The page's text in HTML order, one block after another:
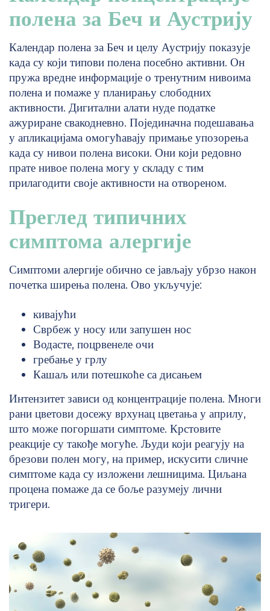
полена за Беч и Аустрију
Календар полена за Беч и целу Аустрију показује
када су који типови полена посебно активни. Он
пружа вредне информације о тренутним нивоима
полена и помаже у планирању слободних
активности. Дигитални алати нуде податке
ажуриране свакодневно. Појединачна подешавања
у апликацијама омогућавају примање упозорења
када су нивои полена високи. Они који редовно
прате нивое полена могу у складу с тим
прилагодити своје активности на отвореном.
Преглед типичних
симптома алергије
Симптоми алергије обично се јављају убрзо након
почетка ширења полена. Ово укључује:
кивајући
Сврбеж у носу или запушен нос
Водасте, поцрвенеле очи
гребање у грлу
Кашаљ или потешкоће са дисањем
Интензитет зависи од концентрације полена. Многи
рани цветови досежу врхунац цветања у априлу,
што може погоршати симптоме. Крстовите
реакције су такође могуће. Људи који реагују на
брезови полен могу, на пример, искусити сличне
симптоме када су изложени лешницима. Циљана
процена помаже да се боље разумеју лични
тригери.